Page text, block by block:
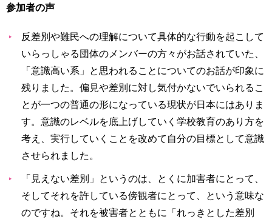
参加者の声
反差別や難民への理解について具体的な行動を起こして
いらっしゃる団体のメンバーの方々がお話されていた、
「意識高い系」と思われることについてのお話が印象に
残りました。偏見や差別に対し気付かないでいられるこ
とが一つの普通の形になっている現状が日本にはありま
す。意識のレベルを底上げしていく学校教育のあり方を
考え、実行していくことを改めて自分の目標として意識
させられました。
「見えない差別」というのは、とくに加害者にとって、
そしてそれを許している傍観者にとって、という意味な
のですね。それを被害者とともに「れっきとした差別